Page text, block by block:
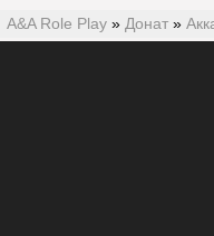
A&A Role Play »Донат »